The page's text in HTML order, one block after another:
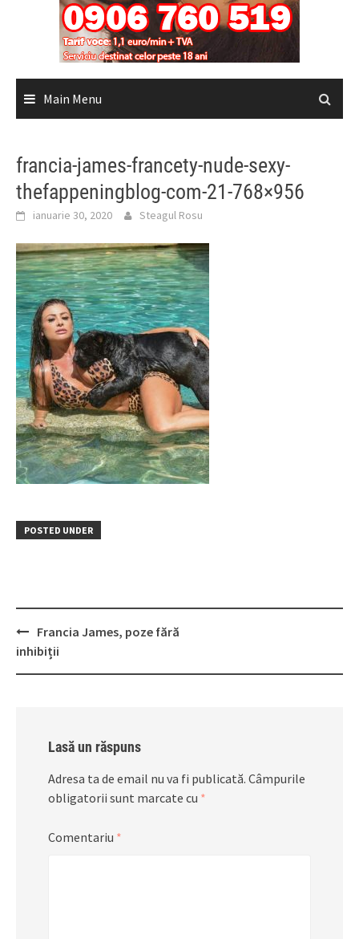
Main Menu
francia-james-francety-nude-sexy-
thefappeningblog-com-21-768×956
ianuarie 30, 2020 Steagul Rosu
POSTED UNDER
Post
navigation
Francia James, poze fără
inhibiții
Lasă un răspuns
Adresa ta de email nu va fi publicată. Câmpurile
obligatorii sunt marcate cu *
Comentariu *